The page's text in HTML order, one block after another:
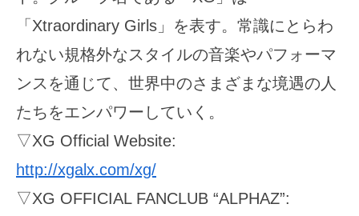
「Xtraordinary Girls」を表す。常識にとらわ
れない規格外なスタイルの音楽やパフォーマ
ンスを通じて、世界中のさまざまな境遇の人
たちをエンパワーしていく。
▽XG Official Website:
http://xgalx.com/xg/
▽XG OFFICIAL FANCLUB “ALPHAZ”: